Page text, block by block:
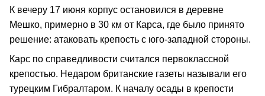
К вечеру 17 июня корпус остановился в деревне
Мешко, примерно в 30 км от Карса, где было принято
решение: атаковать крепость с юго-западной стороны.
Карс по справедливости считался первоклассной
крепостью. Недаром британские газеты называли его
турецким Гибралтаром. К началу осады в крепости